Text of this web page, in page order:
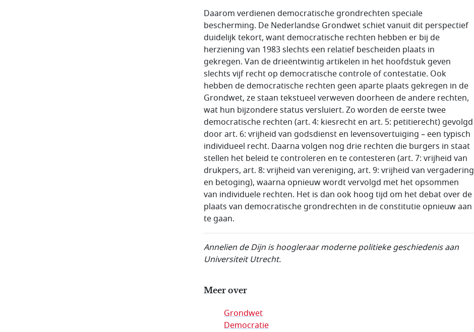
Daarom verdienen democratische grondrechten speciale
bescherming. De Nederlandse Grondwet schiet vanuit dit perspectief
duidelijk tekort, want democratische rechten hebben er bij de
herziening van 1983 slechts een relatief bescheiden plaats in
gekregen. Van de drieëntwintig artikelen in het hoofdstuk geven
slechts vijf recht op democratische controle of contestatie. Ook
hebben de democratische rechten geen aparte plaats gekregen in de
Grondwet, ze staan tekstueel verweven doorheen de andere rechten,
wat hun bijzondere status versluiert. Zo worden de eerste twee
democratische rechten (art. 4: kiesrecht en art. 5: petitierecht) gevolgd
door art. 6: vrijheid van godsdienst en levensovertuiging – een typisch
individueel recht. Daarna volgen nog drie rechten die burgers in staat
stellen het beleid te controleren en te contesteren (art. 7: vrijheid van
drukpers, art. 8: vrijheid van vereniging, art. 9: vrijheid van vergadering
en betoging), waarna opnieuw wordt vervolgd met het opsommen
van individuele rechten. Het is dan ook hoog tijd om het debat over de
plaats van democratische grondrechten in de constitutie opnieuw aan
te gaan.
Annelien de Dijn is hoogleraar moderne politieke geschiedenis aan
Universiteit Utrecht.
Meer over
Grondwet
Democratie